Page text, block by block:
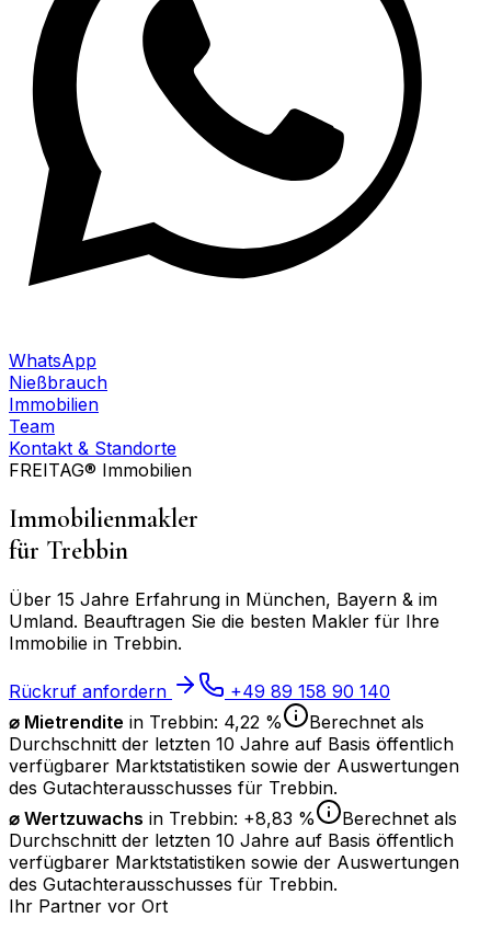
WhatsApp
Nießbrauch
Immobilien
Team
Kontakt & Standorte
FREITAG® Immobilien
Immobilienmakler
für Trebbin
Über 15 Jahre Erfahrung in München, Bayern & im
Umland. Beauftragen Sie die besten Makler für Ihre
Immobilie in Trebbin.
Rückruf anfordern
+49 89 158 90 140
⌀ Mietrendite in Trebbin: 4,22 %
Berechnet als
Durchschnitt der letzten 10 Jahre auf Basis öffentlich
verfügbarer Marktstatistiken sowie der Auswertungen
des Gutachterausschusses für Trebbin.
⌀ Wertzuwachs in Trebbin: +8,83 %
Berechnet als
Durchschnitt der letzten 10 Jahre auf Basis öffentlich
verfügbarer Marktstatistiken sowie der Auswertungen
des Gutachterausschusses für Trebbin.
Ihr Partner vor Ort